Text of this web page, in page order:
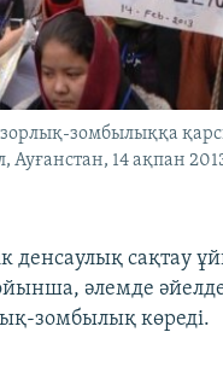
зомбылыққа
Ауғанстан, 14 ақпан
денсаулық
әлемде
зомбылық көреді.